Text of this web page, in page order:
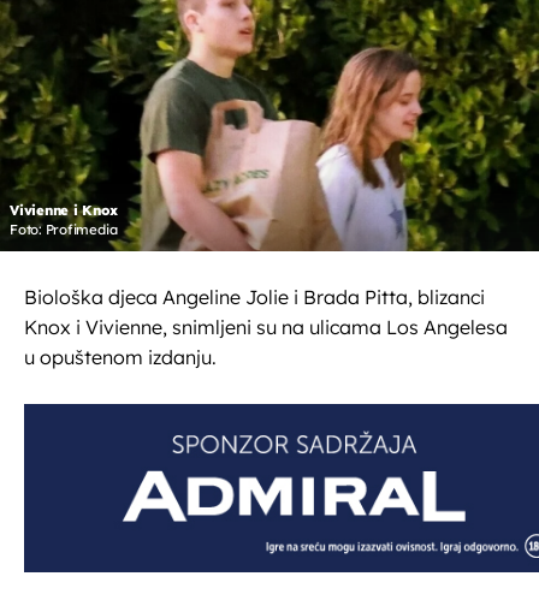
Vivienne i Knox
Foto: Profimedia
Biološka djeca Angeline Jolie i Brada Pitta, blizanci
Knox i Vivienne, snimljeni su na ulicama Los Angelesa
u opuštenom izdanju.
OMOGUĆI OBAVIJESTI